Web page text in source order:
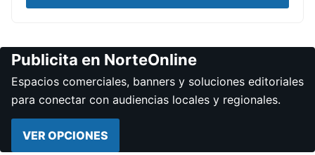
Publicita en NorteOnline
Espacios comerciales, banners y soluciones editoriales
para conectar con audiencias locales y regionales.
VER OPCIONES